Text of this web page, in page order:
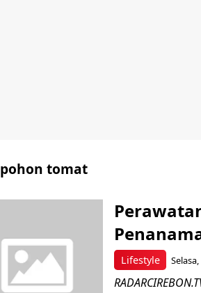
pohon tomat
Lifestyle